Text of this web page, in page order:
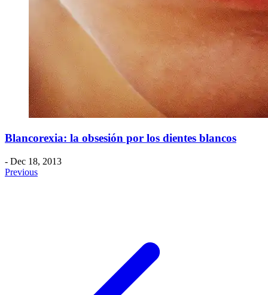
Blancorexia: la obsesión por los dientes blancos
- Dec 18, 2013
Previous